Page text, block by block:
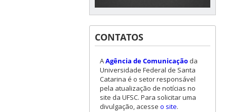
CONTATOS
AAgência de Comunicaçãoda
Universidade Federal de Santa
Catarina é o setor responsável
pela atualização de notícias no
site da UFSC. Para solicitar uma
divulgação, acesse o site.